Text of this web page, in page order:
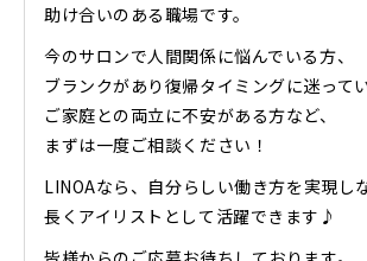
助け合いのある職場です。
今のサロンで人間関係に悩んでいる方、
ブランクがあり復帰タイミングに迷ってい
ご家庭との両立に不安がある方など、
まずは一度ご相談ください！
LINOAなら、自分らしい働き方を実現し
長くアイリストとして活躍できます♪